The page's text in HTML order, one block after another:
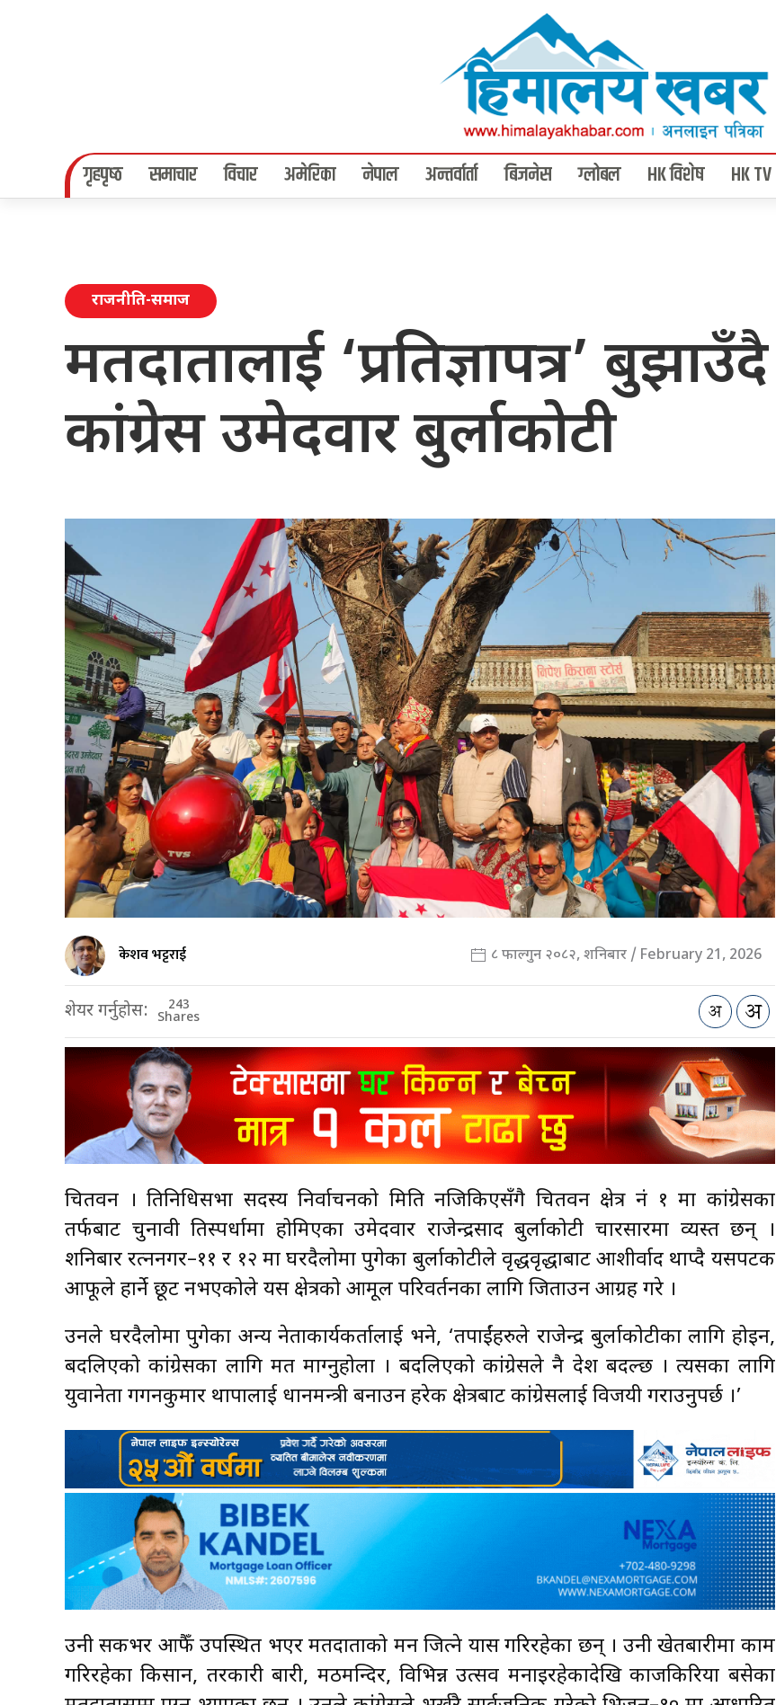
गृहपृष्‍ठ समाचार विचार अमेरिका नेपाल अन्तर्वार्ता बिजनेस ग्लोबल HK विशेष HK TV
राजनीति-समाज
मतदातालाई ‘प्रतिज्ञापत्र’ बुझाउँदै
कांग्रेस उमेदवार बुर्लाकोटी
केशव भट्टराई ८ फाल्गुन २०८२, शनिबार / February 21, 2026
शेयर गर्नुहोस: 243
Shares
चितवन । प्रतिनिधिसभा सदस्य निर्वाचनको मिति नजिकिएसँगै चितवन क्षेत्र नं १ मा कांग्रेसका
तर्फबाट चुनावी प्रतिस्पर्धामा होमिएका उमेदवार राजेन्द्रप्रसाद बुर्लाकोटी प्रचारप्रसारमा व्यस्त छन् ।
शनिबार रत्ननगर–११ र १२ मा घरदैलोमा पुगेका बुर्लाकोटीले वृद्धवृद्धाबाट आशीर्वाद थाप्दै यसपटक
आफूले हार्ने छूट नभएकोले यस क्षेत्रको आमूल परिवर्तनका लागि जिताउन आग्रह गरे ।
उनले घरदैलोमा पुगेका अन्य नेताकार्यकर्तालाई भने, ‘तपाईंहरुले राजेन्द्र बुर्लाकोटीका लागि होइन,
बदलिएको कांग्रेसका लागि मत माग्नुहोला । बदलिएको कांग्रेसले नै देश बदल्छ । त्यसका लागि
युवानेता गगनकुमार थापालाई प्रधानमन्त्री बनाउन हरेक क्षेत्रबाट कांग्रेसलाई विजयी गराउनुपर्छ ।’
उनी सकभर आफैँ उपस्थित भएर मतदाताको मन जित्ने प्रयास गरिरहेका छन् । उनी खेतबारीमा काम
गरिरहेका किसान, तरकारी बारी, मठमन्दिर, विभिन्न उत्सव मनाइरहेकादेखि काजकिरिया बसेका